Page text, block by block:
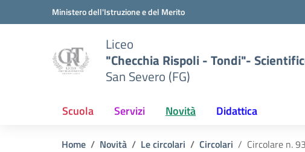
Vai ai contenuti
Vai al menu di navigazioneMinistero dell'Istruzione e del Merito
Liceo
"Checchia Rispoli - Tondi"-
San Severo (FG)
Scuola Servizi Novità Didattica
Home Novità Le circolari Circolari Circolare n.